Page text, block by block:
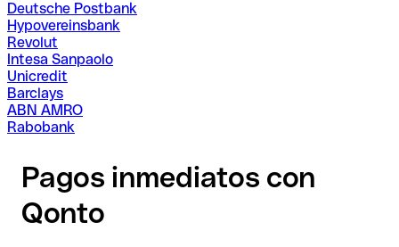
Deutsche Postbank
Hypovereinsbank
Revolut
Intesa Sanpaolo
Unicredit
Barclays
ABN AMRO
Rabobank
Pagos inmediatos con
Qonto